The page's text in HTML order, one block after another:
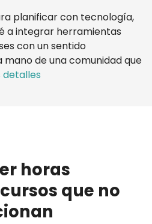
planificar con tecnología,
a integrar herramientas
con un sentido
de una comunidad que
detalles
horas
que no